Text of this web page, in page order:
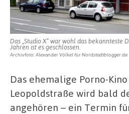
Das „Studio X“ war wohl das bekannteste
Jahren ist es geschlossen.
Archivfoto: Alexander Völkel für Nordstadtblogger.de
Das ehemalige Porno-
Leopoldstraße wird bald
angehören – ein Termin